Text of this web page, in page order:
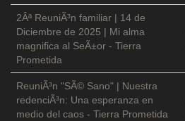
2Âª ReuniÃ³n familiar | 14 de
Diciembre de 2025 | Mi alma
magnifica al SeÃ±or - Tierra
Prometida
ReuniÃ³n "SÃ© Sano" | Nuestra
redenciÃ³n: Una esperanza en
medio del caos - Tierra Prometida